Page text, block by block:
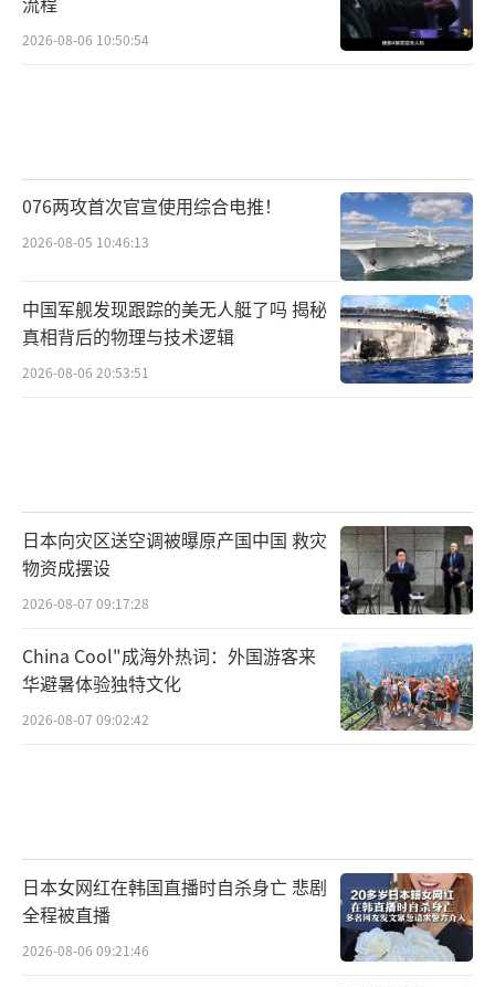
2026-08-06 10:50:54
076两攻首次官宣使用综合电推！
2026-08-05 10:46:13
中国军舰发现跟踪的美无人艇了吗 揭秘
真相背后的物理与技术逻辑
2026-08-06 20:53:51
日本向灾区送空调被曝原产国中国 救灾
物资成摆设
2026-08-07 09:17:28
China Cool"成海外热词：外国游客来
华避暑体验独特文化
2026-08-07 09:02:42
日本女网红在韩国直播时自杀身亡 悲剧
全程被直播
2026-08-06 09:21:46